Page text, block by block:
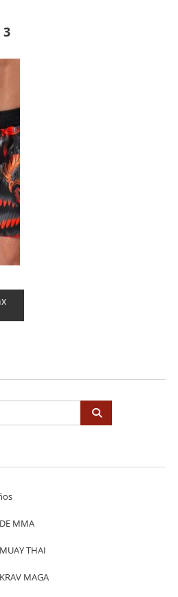
3
MMA
THAI
MAGA